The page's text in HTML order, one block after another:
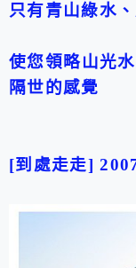
只有青山綠水
使您領略山光
隔世的感覺
[到處走走]